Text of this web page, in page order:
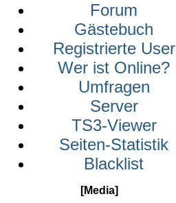
Forum
Gästebuch
Registrierte User
Wer ist Online?
Umfragen
Server
TS3-Viewer
Seiten-Statistik
Blacklist
[Media]